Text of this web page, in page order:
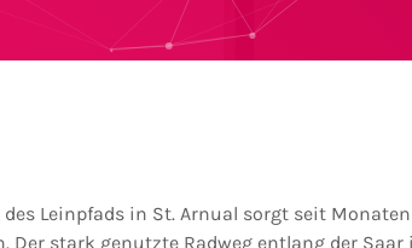
Leinpfads in St. Arnual sorgt seit
Der stark genutzte Radweg entlang der